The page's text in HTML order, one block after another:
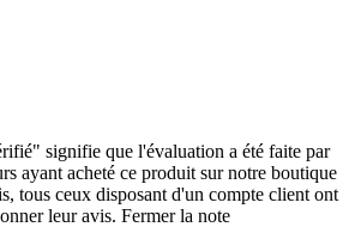
signifie que l'évaluation a été faite par
ayant acheté ce produit sur notre boutique
tous ceux disposant d'un compte client ont
leur avis. Fermer la note